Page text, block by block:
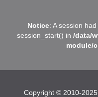
Notice: A session
session_start() in /data/
module/
B
Assistant en ligne
Copyright © 2010-2025